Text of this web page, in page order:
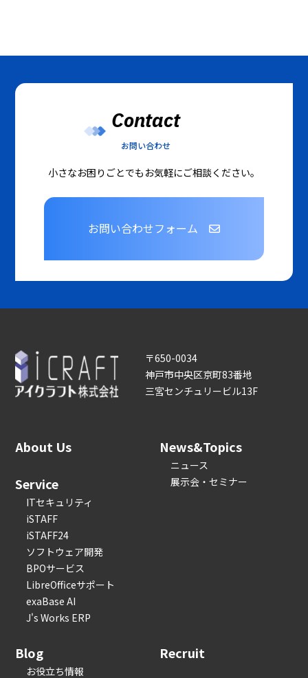
Contact
お問い合わせ
小さなお困りごとでもお気軽にご相談ください。
お問い合わせフォーム
〒650-0034
神戸市中央区京町83番地
三宮センチュリービル13F
About Us
Service
ITセキュリティ
iSTAFF
iSTAFF24
ソフトウェア開発
BPOサービス
LibreOfficeサポート
exaBase AI
J's Works ERP
News&Topics
ニュース
展示会・セミナー
Blog
お役立ち情報
Recruit